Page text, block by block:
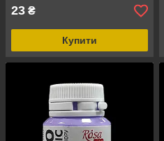
23 ₴
Купити